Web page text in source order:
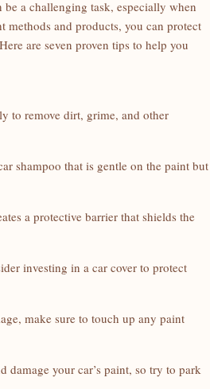
‍a challenging task, especially when
and products, you can protect
are seven proven tips to help you
to remove dirt, grime, and other
shampoo that is gentle on the paint but
⁤a protective barrier that shields⁢ the
investing in a car cover to protect
make sure to ⁢touch up any paint
damage your car’s paint,​ so⁤ try to park